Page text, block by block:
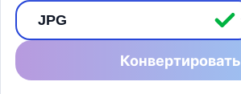
Конвертировать